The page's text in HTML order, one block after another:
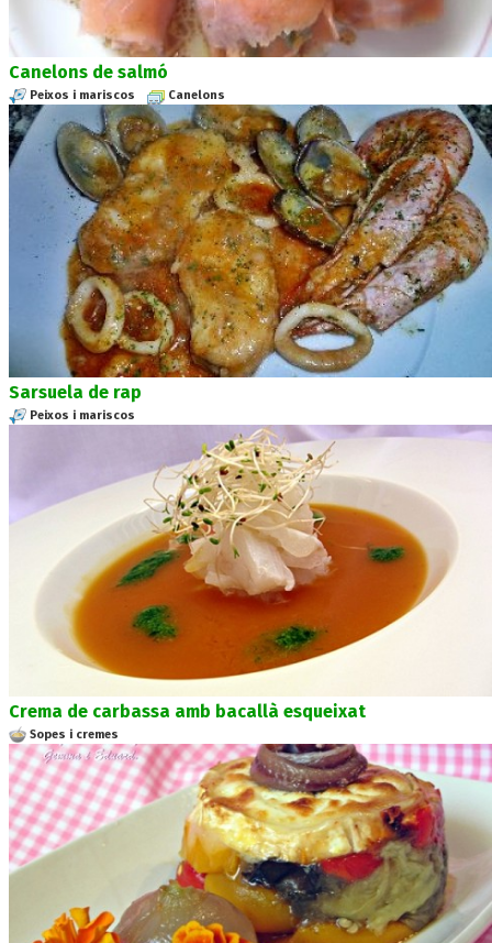
Canelons de salmó
Peixos i mariscos Canelons
Sarsuela de rap
Peixos i mariscos
Crema de carbassa amb bacallà esqueixat
Sopes i cremes